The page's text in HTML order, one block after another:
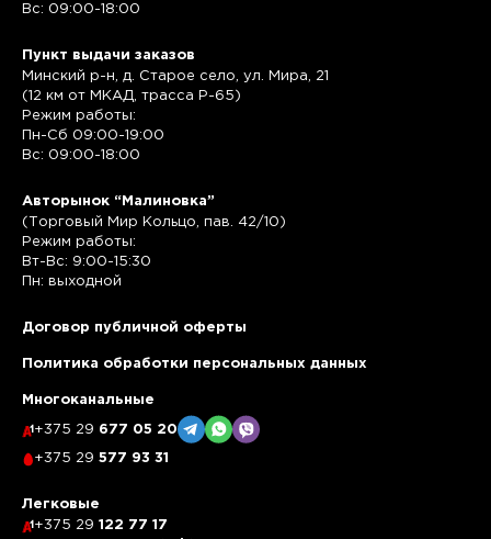
Вс: 09:00-18:00
Пункт выдачи заказов
Минский р-н, д. Старое село, ул. Мира, 21
(12 км от МКАД, трасса P-65)
Режим работы:
Пн-Сб 09:00-19:00
Вс: 09:00-18:00
Авторынок “Малиновка”
(Торговый Мир Кольцо, пав. 42/10)
Режим работы:
Вт-Вс: 9:00-15:30
Пн: выходной
Договор публичной оферты
Политика обработки персональных данных
Многоканальные
+375 29 677 05 20
+375 29 577 93 31
Легковые
+375 29 122 77 17